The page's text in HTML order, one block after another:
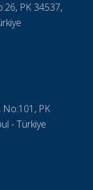
PK 34537,
No:101, PK
- Türkiye